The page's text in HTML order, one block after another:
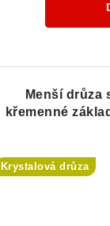
Menší
křemenné
Krystalová drůza